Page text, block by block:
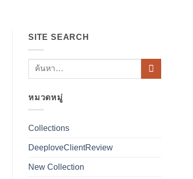
SITE SEARCH
หมวดหมู่
Collections
DeeploveClientReview
New Collection